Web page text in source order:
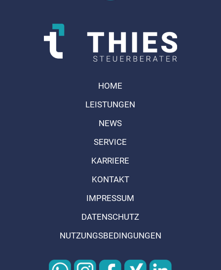
HOME
LEISTUNGEN
NEWS
SERVICE
KARRIERE
KONTAKT
IMPRESSUM
DATENSCHUTZ
NUTZUNGSBEDINGUNGEN